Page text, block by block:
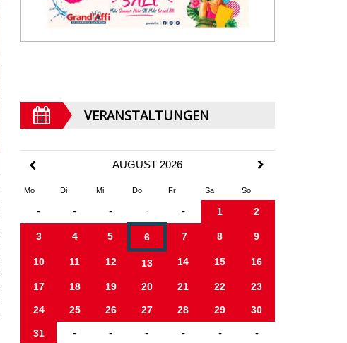
VERANSTALTUNGEN
AUGUST 2026
Mo Di Mi Do Fr Sa So
- - - - - 1 2
3 4 5 6 7 8 9
10 11 12 13 14 15 16
17 18 19 20 21 22 23
24 25 26 27 28 29 30
31 - - - - - -